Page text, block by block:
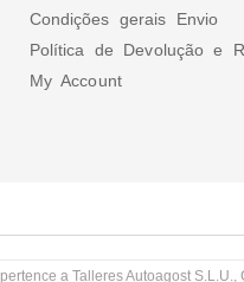
Condições gerais Envio
Política de Devolução e
My Account
pertence a Talleres Autoagost